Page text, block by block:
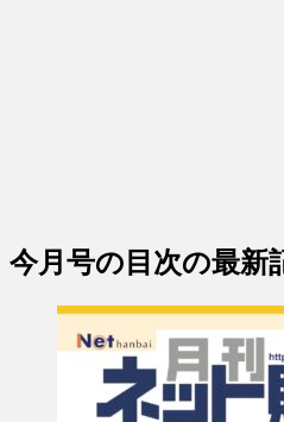
今月号の目次の最新